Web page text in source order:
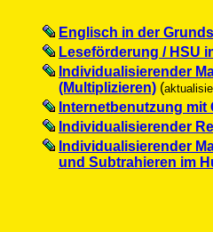
Englisch in der
Leseförderung / HSU
Individualisierender
(Multiplizieren) (
Internetbenutzung
Individualisierender
Individualisierender
und Subtrahieren im